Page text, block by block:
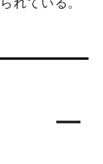
れている。